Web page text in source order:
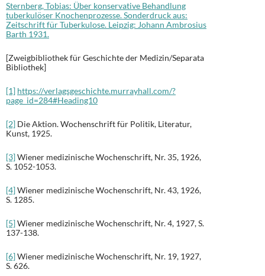
Sternberg, Tobias: Über konservative Behandlung
tuberkulöser Knochenprozesse. Sonderdruck aus:
Zeitschrift für Tuberkulose. Leipzig: Johann Ambrosius
Barth 1931.
[Zweigbibliothek für Geschichte der Medizin/Separata
Bibliothek]
[1] https://verlagsgeschichte.murrayhall.com/?
page_id=284#Heading10
[2] Die Aktion. Wochenschrift für Politik, Literatur,
Kunst, 1925.
[3]Wiener medizinische Wochenschrift, Nr. 35, 1926,
S. 1052-1053.
[4]Wiener medizinische Wochenschrift, Nr. 43, 1926,
S. 1285.
[5]Wiener medizinische Wochenschrift, Nr. 4, 1927, S.
137-138.
[6]Wiener medizinische Wochenschrift, Nr. 19, 1927,
S. 626.